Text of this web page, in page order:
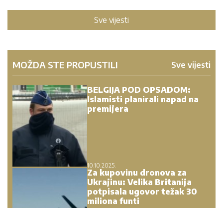
Sve vijesti
MOŽDA STE PROPUSTILI Sve vijesti
BELGIJA POD OPSADOM:
Islamisti planirali napad na
premijera
10.10.2025.
Za kupovinu dronova za
Ukrajinu: Velika Britanija
potpisala ugovor težak 30
miliona funti